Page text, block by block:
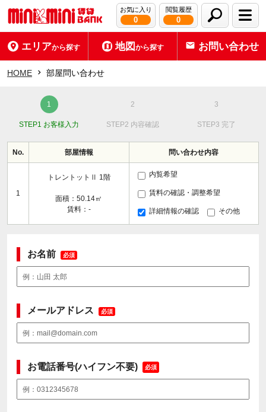
お気に入り
0
閲覧履歴
0
エリアから探す 地図から探す お問い合わせ
HOME 部屋問い合わせ
STEP1 お客様入力 STEP2 内容確認 STEP3 完了
No. 部屋情報 問い合わせ内容
1
トレントットⅡ 1階
面積：50.14㎡
賃料：-
内覧希望
賃料の確認・調整希望
詳細情報の確認 その他
お名前 必須
メールアドレス 必須
お電話番号(ハイフン不要) 必須